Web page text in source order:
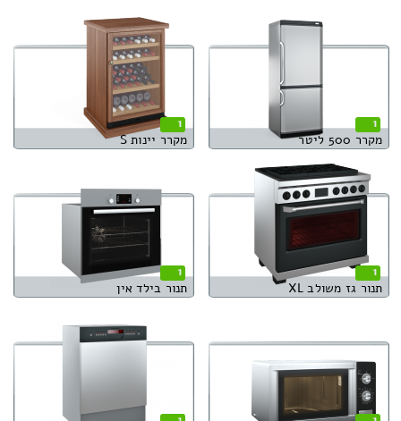
1
מקרר 500 ליטר
1
מקרר יינות S
1
תנור גז משולב XL
1
תנור בילד אין